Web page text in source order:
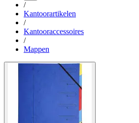
/
Kantoorartikelen
/
Kantooraccessoires
/
Mappen